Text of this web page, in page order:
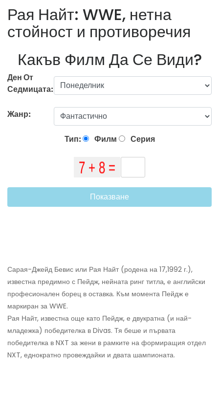
Рая Найт: WWE, нетна
стойност и противоречия
Какъв Филм Да Се Види?
Ден От
Седмицата:
Жанр:
Тип: Филм Серия
Показване
Сарая-Джейд Бевис или Рая Найт (родена на 17,1992 г.),
известна предимно с Пейдж, нейната ринг титла, е английски
професионален борец в оставка. Към момента Пейдж е
маркиран за WWE.
Рая Найт, известна още като Пейдж, е двукратна (и най-
младежка) победителка в Divas. Тя беше и първата
победителка в NXT за жени в рамките на формиращия отдел
NXT, еднократно провеждайки и двата шампионата.